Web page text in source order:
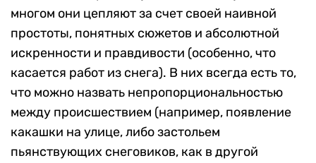
многом они цепляют за счет своей наивной
простоты, понятных сюжетов и абсолютной
искренности и правдивости (особенно, что
касается работ из снега). В них всегда есть то,
что можно назвать непропорциональностью
между происшествием (например, появление
какашки на улице, либо застольем
пьянствующих снеговиков, как в другой